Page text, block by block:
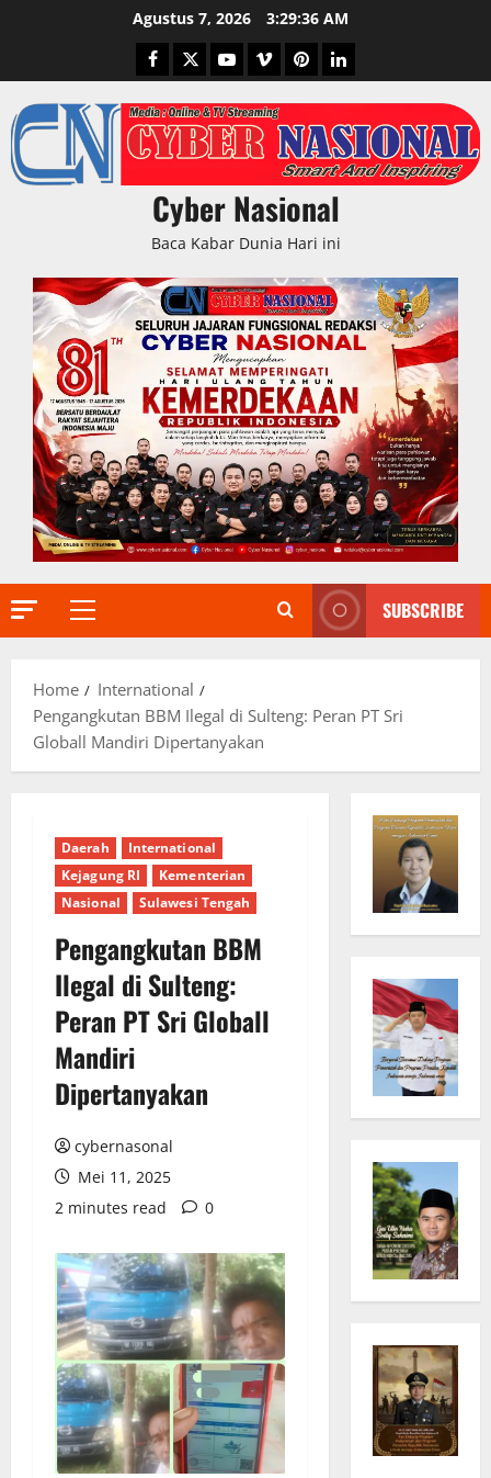
Agustus 7, 2026 3:29:37 AM
Facebook
TwitterYoutubeVimeoPinterestLinkedIn
Cyber Nasional
Baca Kabar Dunia Hari ini
Primary
SUBSCRIBE
Home
International
Pengangkutan BBM Ilegal di Sulteng: Peran PT Sri
Globall Mandiri Dipertanyakan
Daerah
International
Kejagung RI
Kementerian
Nasional
Sulawesi Tengah
Pengangkutan BBM
Ilegal di Sulteng:
Peran PT Sri Globall
Mandiri
Dipertanyakan
cybernasonal
Mei 11, 2025
2 minutes read
0